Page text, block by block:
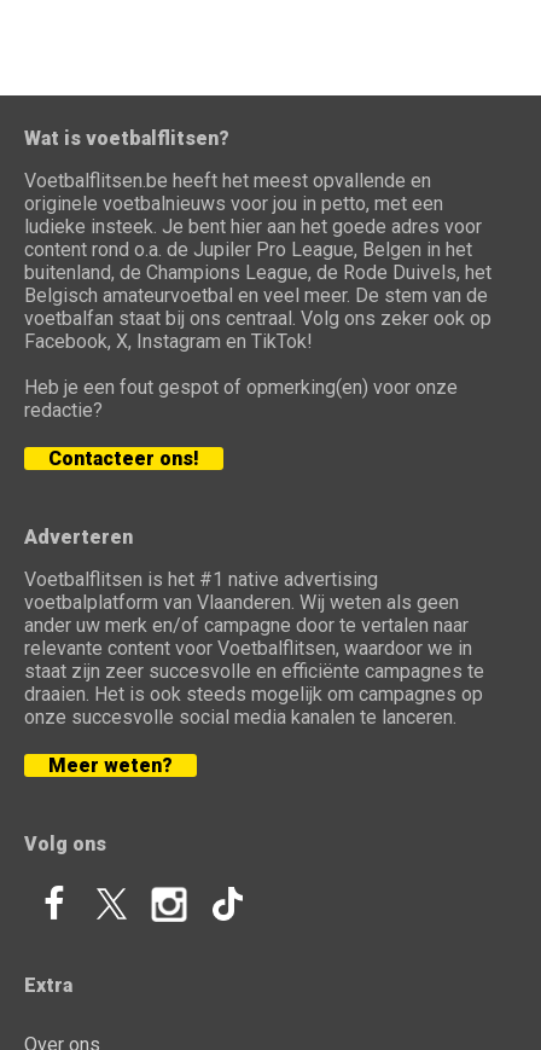
Wat is voetbalflitsen?
Voetbalflitsen.be heeft het meest opvallende en
originele voetbalnieuws voor jou in petto, met een
ludieke insteek. Je bent hier aan het goede adres voor
content rond o.a. de Jupiler Pro League, Belgen in het
buitenland, de Champions League, de Rode Duivels, het
Belgisch amateurvoetbal en veel meer. De stem van de
voetbalfan staat bij ons centraal. Volg ons zeker ook op
Facebook, X, Instagram en TikTok!
Heb je een fout gespot of opmerking(en) voor onze
redactie?
Contacteer ons!
Adverteren
Voetbalflitsen is het #1 native advertising
voetbalplatform van Vlaanderen. Wij weten als geen
ander uw merk en/of campagne door te vertalen naar
relevante content voor Voetbalflitsen, waardoor we in
staat zijn zeer succesvolle en efficiënte campagnes te
draaien. Het is ook steeds mogelijk om campagnes op
onze succesvolle social media kanalen te lanceren.
Meer weten?
Volg ons
Extra
Over ons